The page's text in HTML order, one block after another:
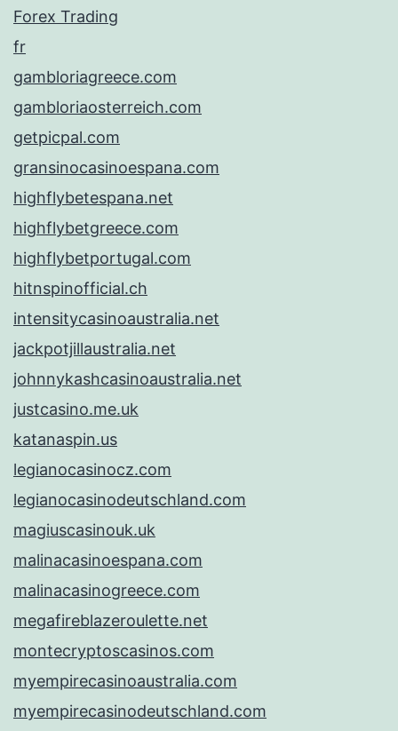
Forex Trading
fr
gambloriagreece.com
gambloriaosterreich.com
getpicpal.com
gransinocasinoespana.com
highflybetespana.net
highflybetgreece.com
highflybetportugal.com
hitnspinofficial.ch
intensitycasinoaustralia.net
jackpotjillaustralia.net
johnnykashcasinoaustralia.net
justcasino.me.uk
katanaspin.us
legianocasinocz.com
legianocasinodeutschland.com
magiuscasinouk.uk
malinacasinoespana.com
malinacasinogreece.com
megafireblazeroulette.net
montecryptoscasinos.com
myempirecasinoaustralia.com
myempirecasinodeutschland.com